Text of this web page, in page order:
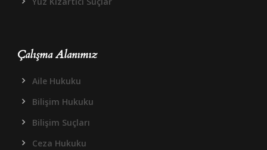
Çalışma Alanımız
Aile Hukuku
Bilişim Hukuku
Bilişim Suçları
Ceza Hukuku